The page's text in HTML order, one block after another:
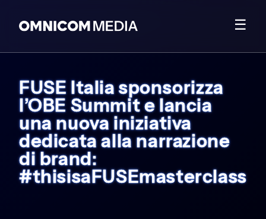
☰
FUSE Italia sponsorizza
l’OBE Summit e lancia
una nuova iniziativa
dedicata alla narrazione
di brand:
#thisisaFUSEmasterclass